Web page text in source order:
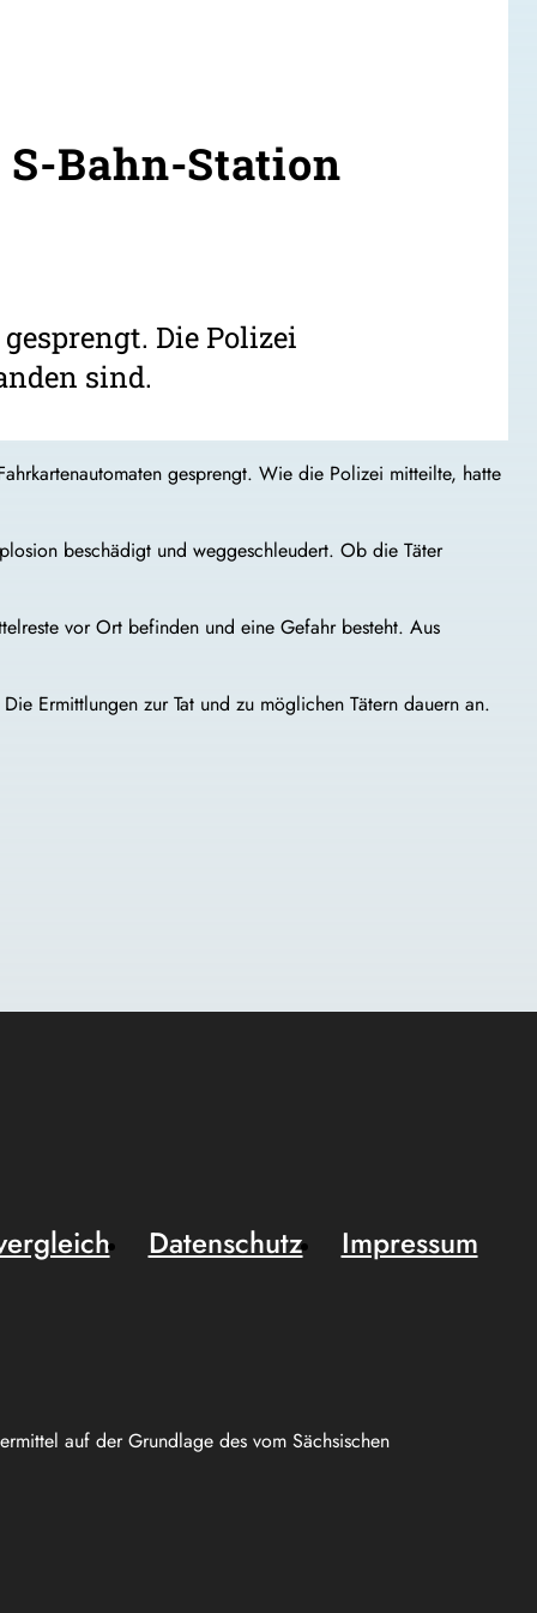
Bahn-Station
Die Polizei
sind.
gesprengt. Wie die Polizei mitteilte, hatte
beschädigt und weggeschleudert. Ob die Täter
vor Ort befinden und eine Gefahr besteht. Aus
Ermittlungen zur Tat und zu möglichen Tätern dauern an.
auf der Grundlage des vom Sächsischen
Datenschutz
Impressum